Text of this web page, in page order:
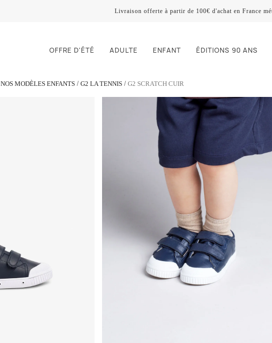
Livraison offerte à partir de 100€ d'achat en France
OFFRE D'ÉTÉ ADULTE ENFANT ÉDITIONS 90 ANS
NOS MODÈLES ENFANTS G2 LA TENNIS G2 SCRATCH CUIR